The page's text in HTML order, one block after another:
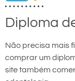
Diploma
Não precisa mais
comprar um
site também